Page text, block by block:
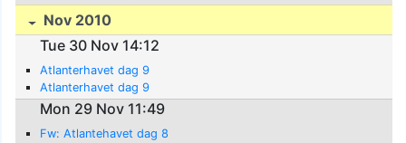
Nov 2010
Tue 30 Nov 14:12
Atlanterhavet dag 9
Atlanterhavet dag 9
Mon 29 Nov 11:49
Fw: Atlantehavet dag 8